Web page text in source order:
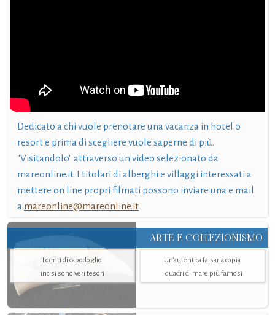
Dedicato a chi vuole prenotare una vacanza in hotel o
resort e prima di scegliere vuole saperne di più.
"Visitandolo" attraverso un video selezionato da
mareonline.it. I titolari di alberghi e villaggi interessati a
mettere on line propri filmati possono inviare una e mail
a mareonline@mareonline.it
ARTE E COLLEZIONISMO
I denti di capodoglio
incisi sono veri tesori
Un’autentica falsaria copia
i quadri di mare più famosi